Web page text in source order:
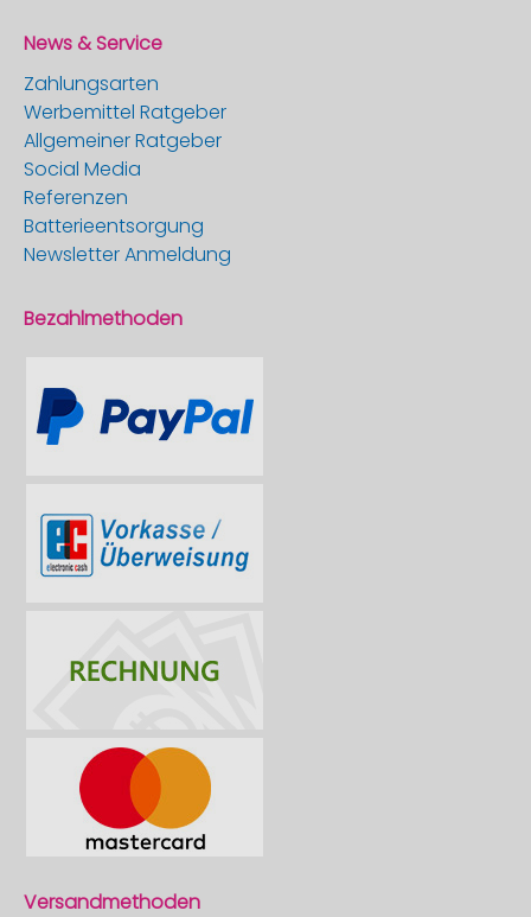
News & Service
Zahlungsarten
Werbemittel Ratgeber
Allgemeiner Ratgeber
Social Media
Referenzen
Batterieentsorgung
Newsletter Anmeldung
Bezahlmethoden
Versandmethoden